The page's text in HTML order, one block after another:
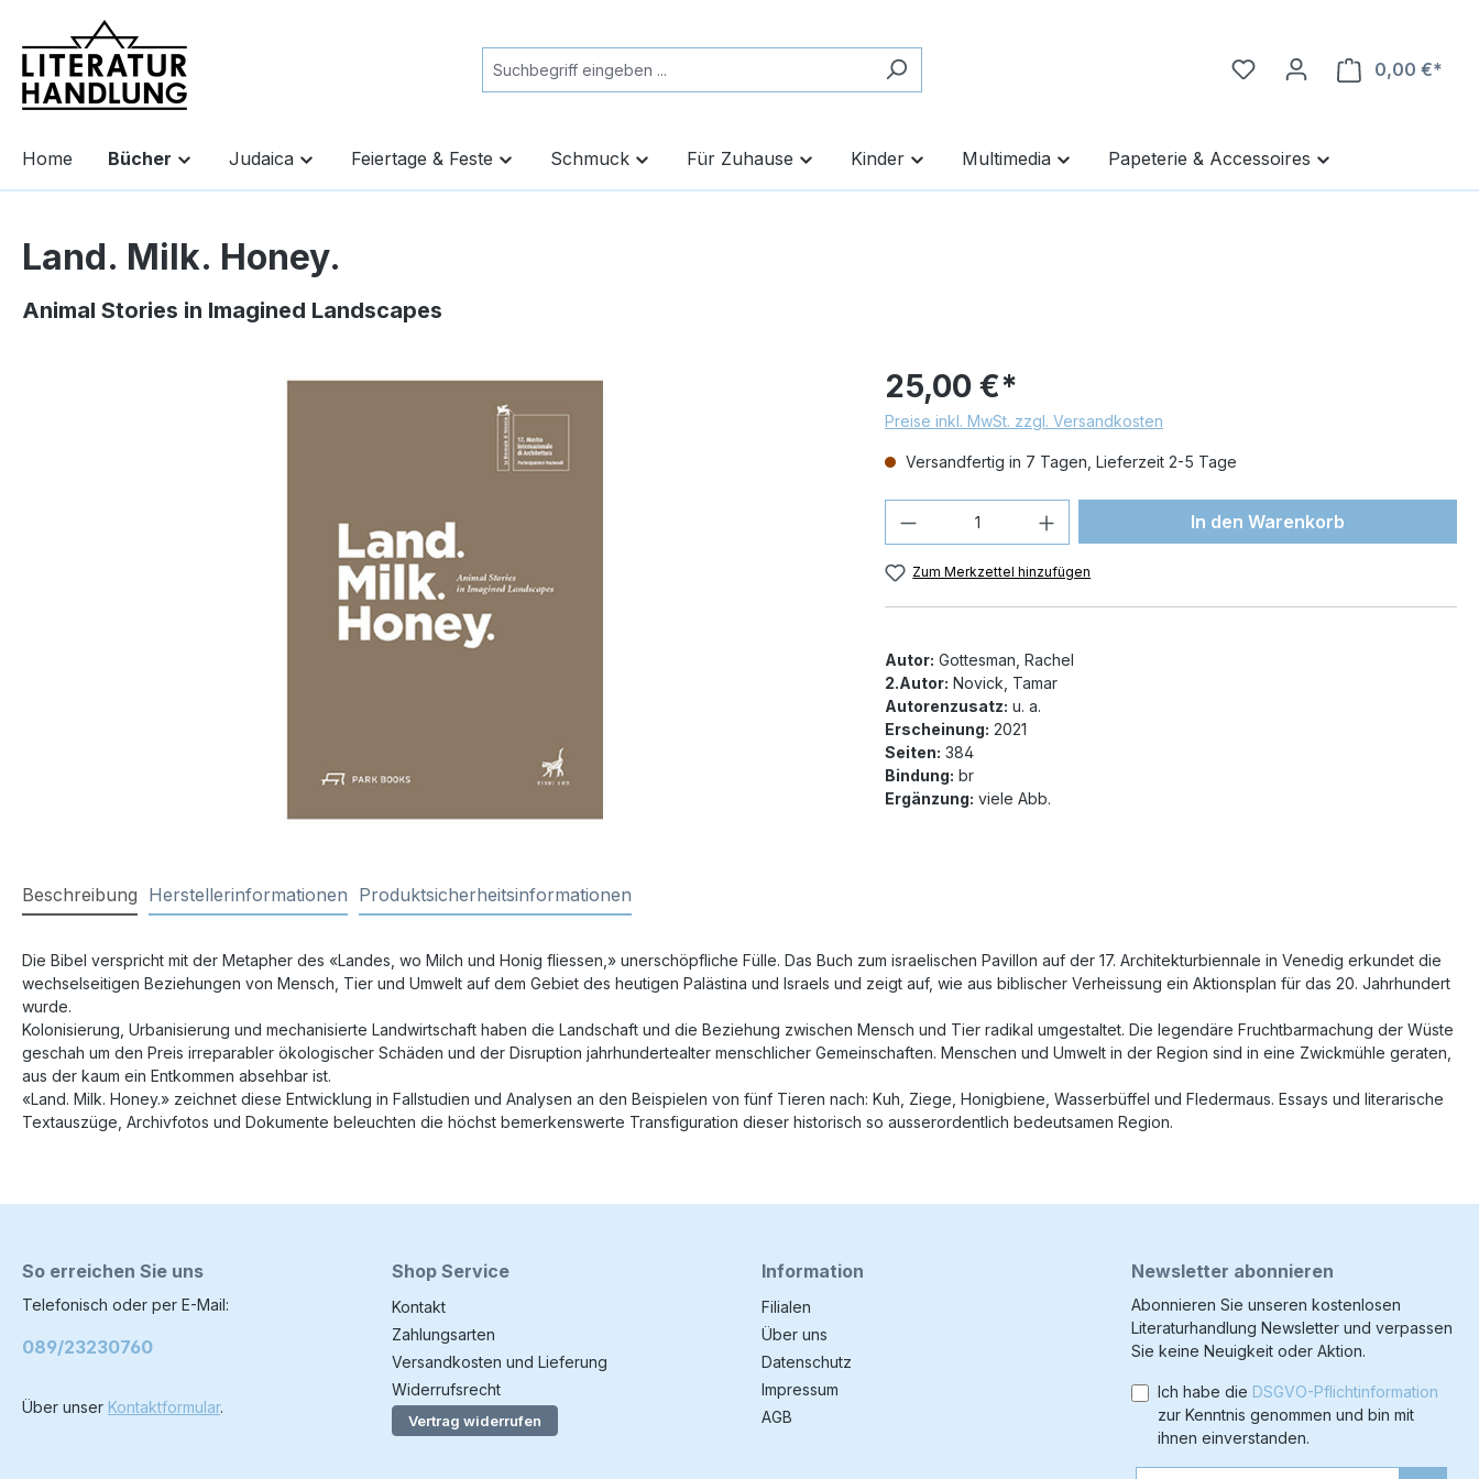
Zur Hauptnavigation springen
0,00 €*
Home Bücher Judaica Feiertage & Feste Schmuck Für Zuhause Kinder Multimedia Papeterie & Accessoires
Land. Milk. Honey.
Animal Stories in Imagined Landscapes
25,00 €*
Preise inkl. MwSt. zzgl. Versandkosten
Versandfertig in 7 Tagen, Lieferzeit 2-5 Tage
Produkt Anzahl: Gib den gewünschten Wert
In den Warenkorb
Zum Merkzettel hinzufügen
Autor: Gottesman, Rachel
2.Autor: Novick, Tamar
Autorenzusatz: u. a.
Erscheinung: 2021
Seiten: 384
Bindung: br
Ergänzung: viele Abb.
Beschreibung Herstellerinformationen Produktsicherheitsinformationen
Die Bibel verspricht mit der Metapher des «Landes, wo Milch und Honig fliessen,» unerschöpfliche Fülle. Das Buch zum israelischen Pavillon auf der 17. Architekturbiennale in Venedig erkundet die
wechselseitigen Beziehungen von Mensch, Tier und Umwelt auf dem Gebiet des heutigen Palästina und Israels und zeigt auf, wie aus biblischer Verheissung ein Aktionsplan für das 20. Jahrhundert
wurde.
Kolonisierung, Urbanisierung und mechanisierte Landwirtschaft haben die Landschaft und die Beziehung zwischen Mensch und Tier radikal umgestaltet. Die legendäre Fruchtbarmachung der Wüste
geschah um den Preis irreparabler ökologischer Schäden und der Disruption jahrhundertealter menschlicher Gemeinschaften. Menschen und Umwelt in der Region sind in eine Zwickmühle geraten,
aus der kaum ein Entkommen absehbar ist.
«Land. Milk. Honey.» zeichnet diese Entwicklung in Fallstudien und Analysen an den Beispielen von fünf Tieren nach: Kuh, Ziege, Honigbiene, Wasserbüffel und Fledermaus. Essays und literarische
Textauszüge, Archivfotos und Dokumente beleuchten die höchst bemerkenswerte Transfiguration dieser historisch so ausserordentlich bedeutsamen Region.
So erreichen Sie uns
Telefonisch oder per E-Mail:
089/23230760
Über unser Kontaktformular.
Shop Service
Kontakt
Zahlungsarten
Versandkosten und Lieferung
Widerrufsrecht
Vertrag widerrufen
Information
Filialen
Über uns
Datenschutz
Impressum
AGB
Newsletter abonnieren
Abonnieren Sie unseren kostenlosen
Literaturhandlung Newsletter und verpassen
Sie keine Neuigkeit oder Aktion.
Ich habe die DSGVO-Pflichtinformation
zur Kenntnis genommen und bin mit
ihnen einverstanden.